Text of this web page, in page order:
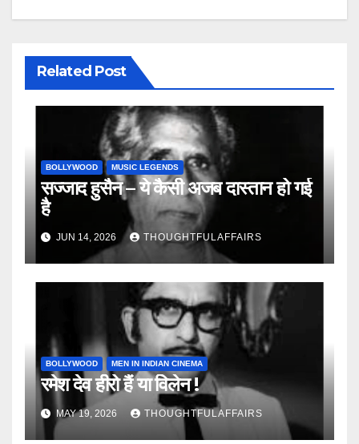
Related Post
BOLLYWOOD MUSIC LEGENDS
सज्जाद हुसैन – ये कैसी अजब दास्तान हो गई
है
JUN 14, 2026 THOUGHTFULAFFAIRS
BOLLYWOOD MEN IN INDIAN CINEMA
रमेश देव हीरो हैं या विलेन !
MAY 19, 2026 THOUGHTFULAFFAIRS